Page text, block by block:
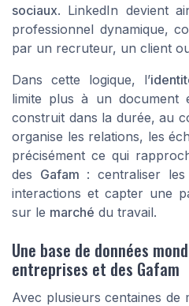
sociaux. LinkedIn devient
professionnel dynamique,
par un recruteur, un client
Dans cette logique, l’
limite plus à un document
construit dans la durée, au
organise les relations, les
précisément ce qui
des Gafam : centraliser les
interactions et capter une
sur le marché du travail.
Une base de données
entreprises et des Gafam
Avec plusieurs centaines de